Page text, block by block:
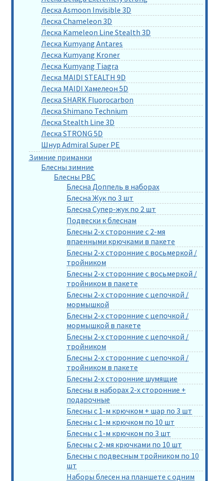
Леска Asmoon Invisible 3D
Леска Chameleon 3D
Леска Kameleon Line Stealth 3D
Леска Kumyang Antares
Леска Kumyang Kroner
Леска Kumyang Tiagra
Леска MAIDI STEALTH 9D
Леска MAIDI Хамелеон 5D
Леска SHARK Fluorocarbon
Леска Shimano Technium
Леска Stealth Line 3D
Леска STRONG 5D
Шнур Admiral Super PE
Зимние приманки
Блесны зимние
Блесны РВС
Блесна Доппель в наборах
Блесна Жук по 3 шт
Блесна Супер-жук по 2 шт
Подвески к блеснам
Блесны 2-х сторонние с 2-мя
впаенными крючками в пакете
Блесны 2-х сторонние с восьмеркой /
тройником
Блесны 2-х сторонние с восьмеркой /
тройником в пакете
Блесны 2-х сторонние с цепочкой /
мормышкой
Блесны 2-х сторонние с цепочкой /
мормышкой в пакете
Блесны 2-х сторонние с цепочкой /
тройником
Блесны 2-х сторонние с цепочкой /
тройником в пакете
Блесны 2-х сторонние шумящие
Блесны в наборах 2-х сторонние +
подарочные
Блесны с 1-м крючком + шар по 3 шт
Блесны с 1-м крючком по 10 шт
Блесны с 1-м крючком по 3 шт
Блесны с 2-мя крючками по 10 шт
Блесны с подвесным тройником по 10
шт
Наборы блесен на планшете с одним